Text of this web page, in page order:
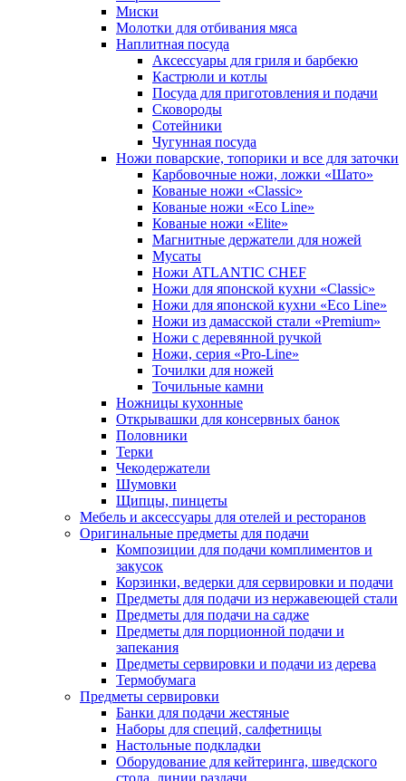
Миски
Молотки для отбивания мяса
Наплитная посуда
Аксессуары для гриля и барбекю
Кастрюли и котлы
Посуда для приготовления и подачи
Сковороды
Сотейники
Чугунная посуда
Ножи поварские, топорики и все для заточки
Карбовочные ножи, ложки «Шато»
Кованые ножи «Classic»
Кованые ножи «Eco Line»
Кованые ножи «Elite»
Магнитные держатели для ножей
Мусаты
Ножи ATLANTIC CHEF
Ножи для японской кухни «Classic»
Ножи для японской кухни «Eco Line»
Ножи из дамасской стали «Premium»
Ножи с деревянной ручкой
Ножи, серия «Pro-Line»
Точилки для ножей
Точильные камни
Ножницы кухонные
Открывашки для консервных банок
Половники
Терки
Чекодержатели
Шумовки
Щипцы, пинцеты
Мебель и аксессуары для отелей и ресторанов
Оригинальные предметы для подачи
Композиции для подачи комплиментов и
закусок
Корзинки, ведерки для сервировки и подачи
Предметы для подачи из нержавеющей стали
Предметы для подачи на садже
Предметы для порционной подачи и
запекания
Предметы сервировки и подачи из дерева
Термобумага
Предметы сервировки
Банки для подачи жестяные
Наборы для специй, салфетницы
Настольные подкладки
Оборудование для кейтеринга, шведского
стола, линии раздачи